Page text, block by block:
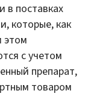
в поставках
которые, как
этом
с учетом
препарат,
товаром